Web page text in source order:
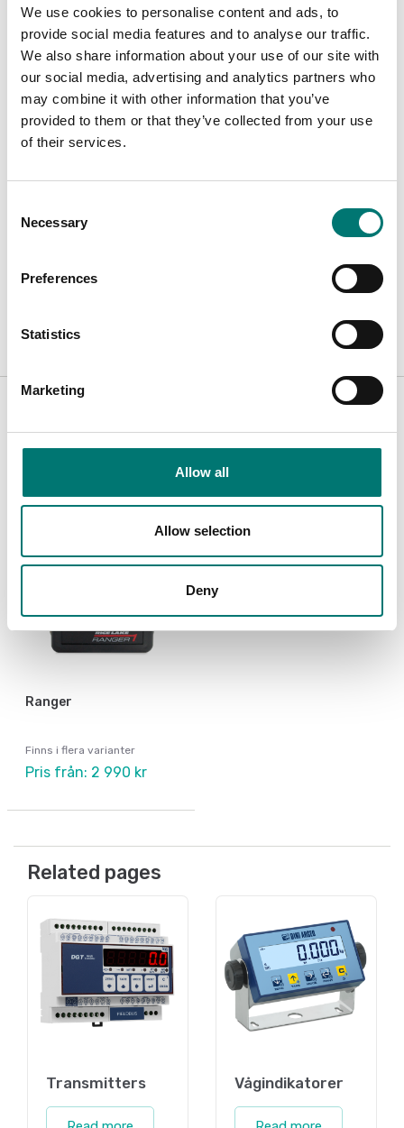
We use cookies to personalise content and ads, to
provide social media features and to analyse our traffic.
We also share information about your use of our site with
our social media, advertising and analytics partners who
may combine it with other information that you’ve
provided to them or that they’ve collected from your use
of their services.
Selection
Necessary
Preferences
Statistics
Marketing
Allow all
Allow selection
Deny
Avsedd för: Professionellt bruk
IP-klass: IP67
Dokument
Datasheet B24 V1.pdf Ladda ner
Technical manual B24 V1 ENG.pdf Ladda ner
Är tillbehör till
Ranger
Finns i flera varianter
Pris från: 2 990 kr
Related pages
Transmitters Vågindikatorer